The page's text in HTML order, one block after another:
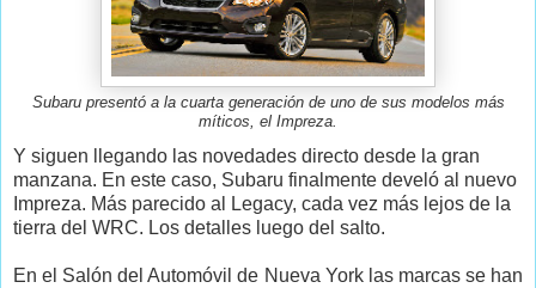
Subaru presentó a la cuarta generación de uno de sus modelos más
míticos, el Impreza.
Y siguen llegando las novedades directo desde la gran
manzana. En este caso, Subaru finalmente develó al nuevo
Impreza. Más parecido al Legacy, cada vez más lejos de la
tierra del WRC. Los detalles luego del salto.
En el Salón del Automóvil de Nueva York las marcas se han